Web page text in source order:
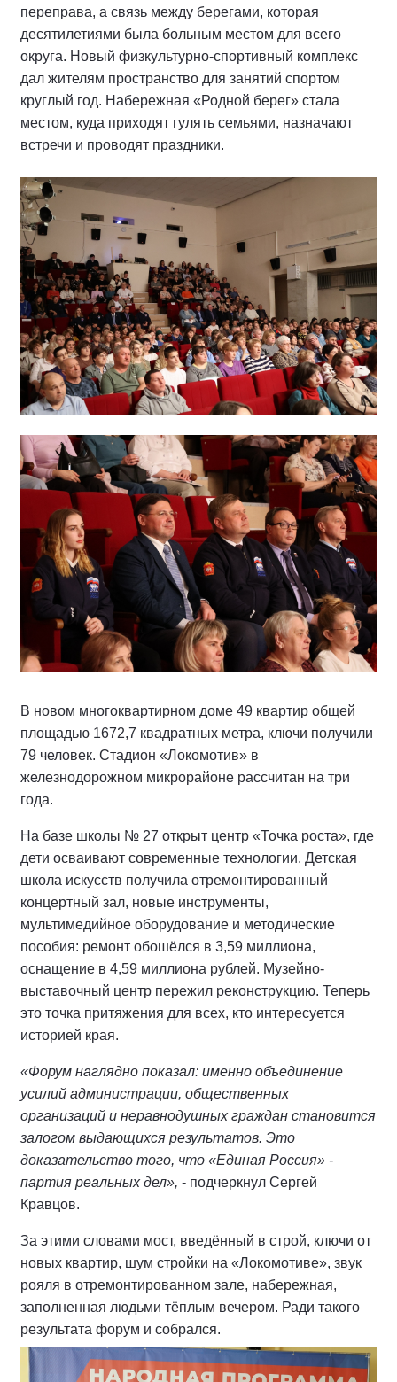
переправа, а связь между берегами, которая
десятилетиями была больным местом для всего
округа. Новый физкультурно-спортивный комплекс
дал жителям пространство для занятий спортом
круглый год. Набережная «Родной берег» стала
местом, куда приходят гулять семьями, назначают
встречи и проводят праздники.
В новом многоквартирном доме 49 квартир общей
площадью 1672,7 квадратных метра, ключи получили
79 человек. Стадион «Локомотив» в
железнодорожном микрорайоне рассчитан на три
года.
На базе школы № 27 открыт центр «Точка роста», где
дети осваивают современные технологии. Детская
школа искусств получила отремонтированный
концертный зал, новые инструменты,
мультимедийное оборудование и методические
пособия: ремонт обошёлся в 3,59 миллиона,
оснащение в 4,59 миллиона рублей. Музейно-
выставочный центр пережил реконструкцию. Теперь
это точка притяжения для всех, кто интересуется
историей края.
«Форум наглядно показал: именно объединение
усилий администрации, общественных
организаций и неравнодушных граждан становится
залогом выдающихся результатов. Это
доказательство того, что «Единая Россия» -
партия реальных дел», - подчеркнул Сергей
Кравцов.
За этими словами мост, введённый в строй, ключи от
новых квартир, шум стройки на «Локомотиве», звук
рояля в отремонтированном зале, набережная,
заполненная людьми тёплым вечером. Ради такого
результата форум и собрался.